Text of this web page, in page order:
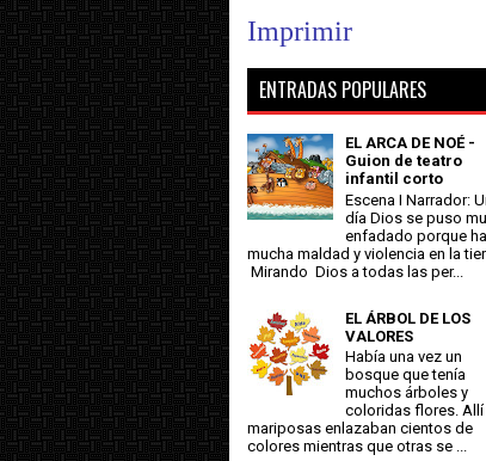
Imprimir
ENTRADAS POPULARES
EL ARCA DE NOÉ -
Guion de teatro
infantil corto
Escena I Narrador:
día Dios se puso
enfadado porque
mucha maldad y violencia en la
Mirando Dios a todas las per...
EL ÁRBOL DE LOS
VALORES
Había una vez un
bosque que tenía
muchos árboles y
coloridas flores. Allí
mariposas enlazaban cientos de
colores mientras que otras se ...